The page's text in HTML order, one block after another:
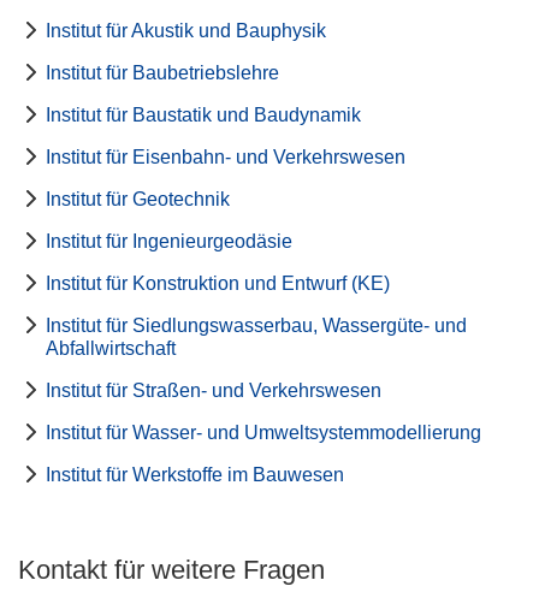
Institut für Akustik und Bauphysik
Institut für Baubetriebslehre
Institut für Baustatik und Baudynamik
Institut für Eisenbahn- und Verkehrswesen
Institut für Geotechnik
Institut für Ingenieurgeodäsie
Institut für Konstruktion und Entwurf (KE)
Institut für Siedlungswasserbau, Wassergüte- und
Abfallwirtschaft
Institut für Straßen- und Verkehrswesen
Institut für Wasser- und Umweltsystemmodellierung
Institut für Werkstoffe im Bauwesen
Kontakt für weitere Fragen